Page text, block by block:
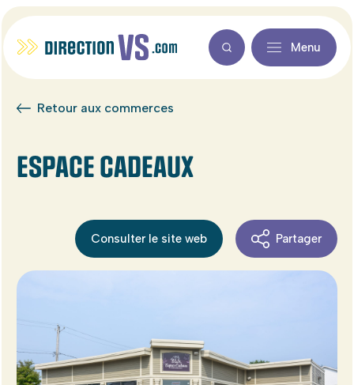
Menu
Retour aux commerces
ESPACE CADEAUX
Consulter le site web Partager